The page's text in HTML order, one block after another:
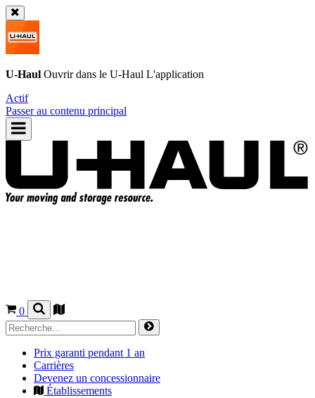
U-Haul Ouvrir dans le U-Haul L'application
Actif
Passer au contenu principal
0
Prix garanti pendant 1 an
Carrières
Devenez un concessionnaire
Établissements